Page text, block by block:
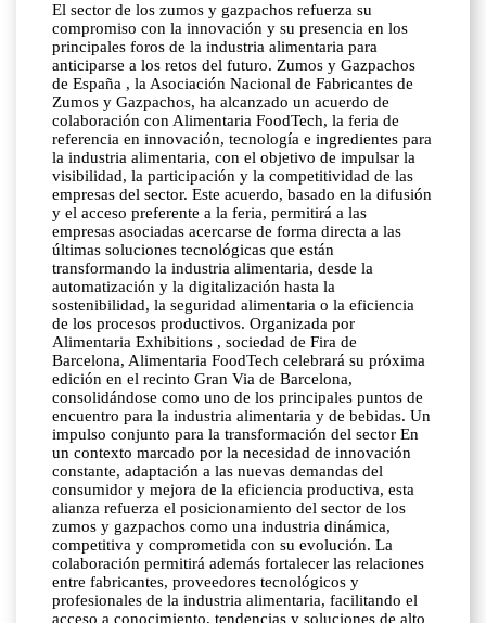
El sector de los zumos y gazpachos refuerza su
compromiso con la innovación y su presencia en los
principales foros de la industria alimentaria para
anticiparse a los retos del futuro. Zumos y Gazpachos
de España , la Asociación Nacional de Fabricantes de
Zumos y Gazpachos, ha alcanzado un acuerdo de
colaboración con Alimentaria FoodTech, la feria de
referencia en innovación, tecnología e ingredientes para
la industria alimentaria, con el objetivo de impulsar la
visibilidad, la participación y la competitividad de las
empresas del sector. Este acuerdo, basado en la difusión
y el acceso preferente a la feria, permitirá a las
empresas asociadas acercarse de forma directa a las
últimas soluciones tecnológicas que están
transformando la industria alimentaria, desde la
automatización y la digitalización hasta la
sostenibilidad, la seguridad alimentaria o la eficiencia
de los procesos productivos. Organizada por
Alimentaria Exhibitions , sociedad de Fira de
Barcelona, Alimentaria FoodTech celebrará su próxima
edición en el recinto Gran Via de Barcelona,
consolidándose como uno de los principales puntos de
encuentro para la industria alimentaria y de bebidas. Un
impulso conjunto para la transformación del sector En
un contexto marcado por la necesidad de innovación
constante, adaptación a las nuevas demandas del
consumidor y mejora de la eficiencia productiva, esta
alianza refuerza el posicionamiento del sector de los
zumos y gazpachos como una industria dinámica,
competitiva y comprometida con su evolución. La
colaboración permitirá además fortalecer las relaciones
entre fabricantes, proveedores tecnológicos y
profesionales de la industria alimentaria, facilitando el
acceso a conocimiento, tendencias y soluciones de alto